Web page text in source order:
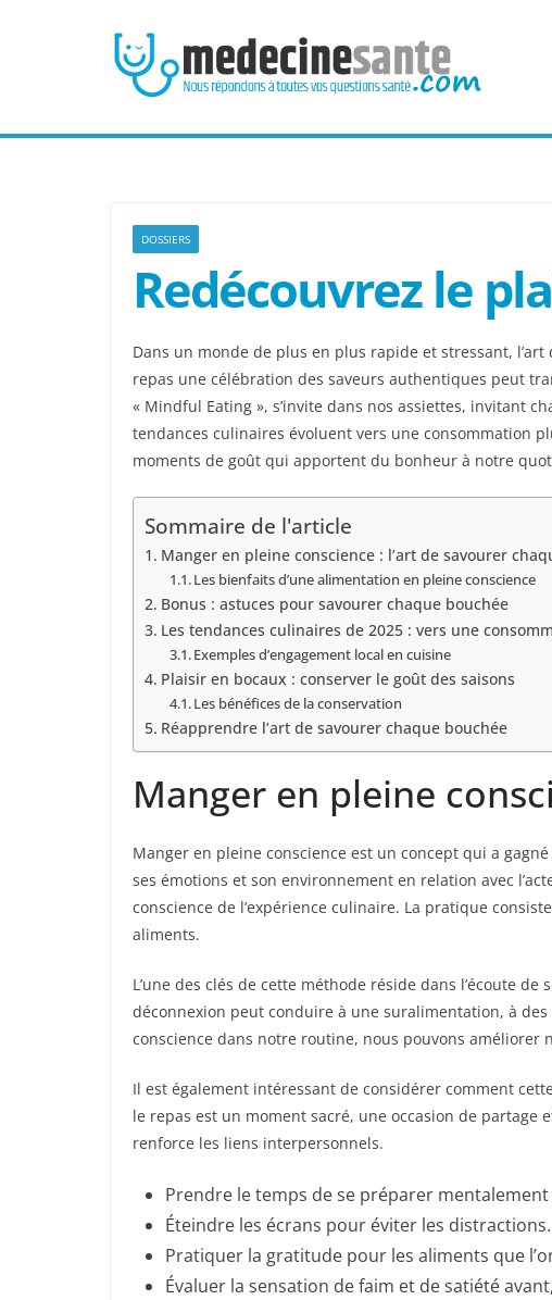
DOSSIERS
Redécouvrez le
Dans un monde de plus en plus rapide et stressant,
repas une célébration des saveurs authentiques peut
« Mindful Eating », s’invite dans nos assiettes, invitant
tendances culinaires évoluent vers une consommation
moments de goût qui apportent du bonheur à notre
Sommaire de l'article
Manger en pleine conscience : l’art de savourer
Les bienfaits d’une alimentation en pleine conscience
Bonus : astuces pour savourer chaque bouchée
Les tendances culinaires de 2025 : vers une
Exemples d’engagement local en cuisine
Plaisir en bocaux : conserver le goût des saisons
Les bénéfices de la conservation
Réapprendre l’art de savourer chaque bouchée
Manger en pleine
Manger en pleine conscience est un concept qui a
ses émotions et son environnement en relation avec
conscience de l’expérience culinaire. La pratique
aliments.
L’une des clés de cette méthode réside dans l’écoute
déconnexion peut conduire à une suralimentation, à
conscience dans notre routine, nous pouvons
Il est également intéressant de considérer comment
le repas est un moment sacré, une occasion de
renforce les liens interpersonnels.
Prendre le temps de se préparer
Éteindre les écrans pour éviter les distractions.
Pratiquer la gratitude pour les aliments que
Évaluer la sensation de faim et de satiété